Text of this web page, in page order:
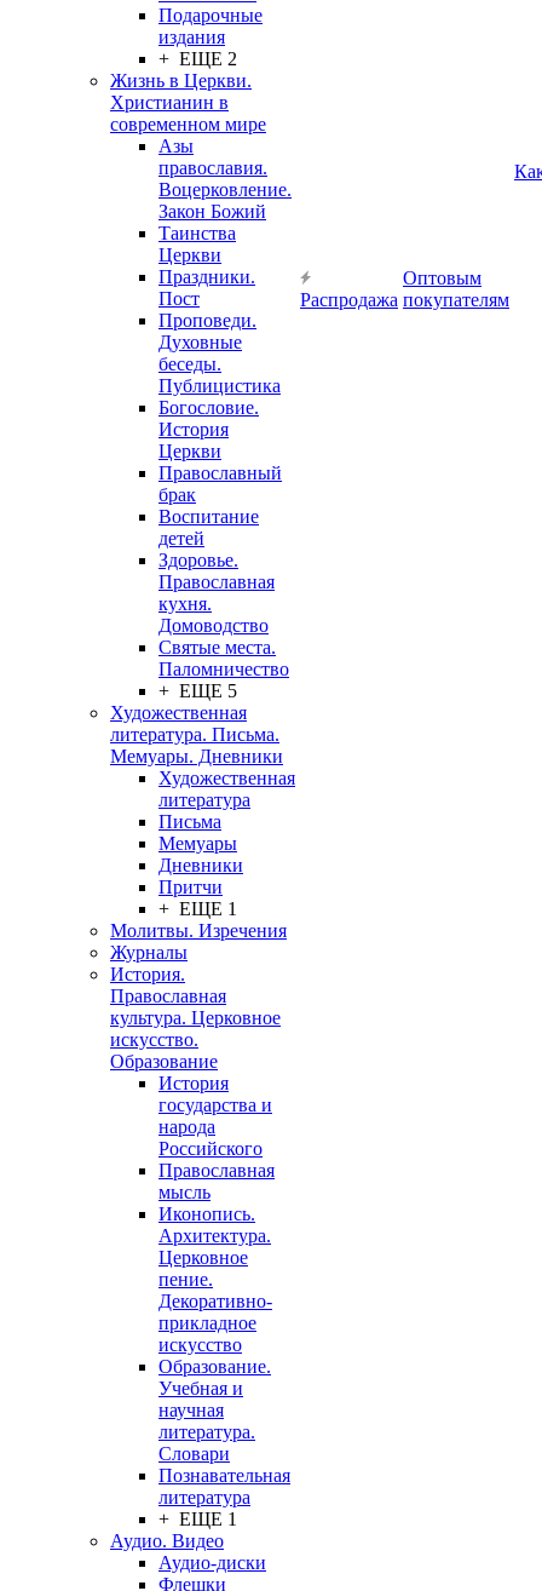
Подарочные
издания
+ ЕЩЕ 2
Жизнь в Церкви.
Христианин в
современном мире
Азы
православия.
Воцерковление.
Закон Божий
Таинства
Церкви
Праздники.
Пост
Проповеди.
Духовные
беседы.
Публицистика
Богословие.
История
Церкви
Православный
брак
Воспитание
детей
Здоровье.
Православная
кухня.
Домоводство
Святые места.
Паломничество
+ ЕЩЕ 5
Художественная
литература. Письма.
Мемуары. Дневники
Художественная
литература
Письма
Мемуары
Дневники
Притчи
+ ЕЩЕ 1
Молитвы. Изречения
Журналы
История.
Православная
культура. Церковное
искусство.
Образование
История
государства и
народа
Российского
Православная
мысль
Иконопись.
Архитектура.
Церковное
пение.
Декоративно-
прикладное
искусство
Образование.
Учебная и
научная
литература.
Словари
Познавательная
литература
+ ЕЩЕ 1
Аудио. Видео
Аудио-диски
Флешки
Распродажа
Оптовым
покупателям